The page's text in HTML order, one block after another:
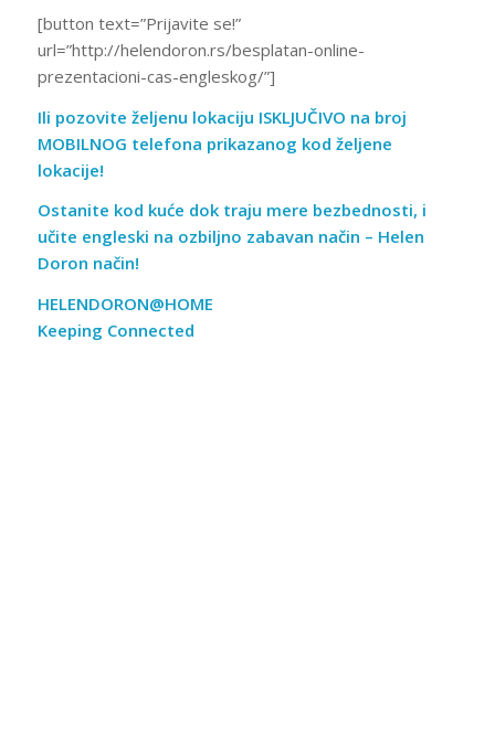
[button text=”Prijavite se!”
url=”http://helendoron.rs/besplatan-online-
prezentacioni-cas-engleskog/”]
Ili pozovite željenu lokaciju ISKLJUČIVO na broj
MOBILNOG telefona prikazanog kod željene
lokacije!
Ostanite kod kuće dok traju mere bezbednosti, i
učite engleski na ozbiljno zabavan način – Helen
Doron način!
HELENDORON@HOME
Keeping Connected